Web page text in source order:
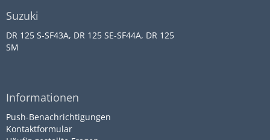
Suzuki
DR 125 S-SF43A, DR 125 SE-SF44A, DR 125
SM
Informationen
Push-Benachrichtigungen
Kontaktformular